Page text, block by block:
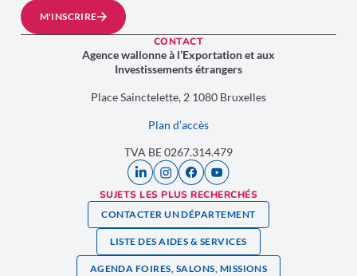
M'INSCRIRE
CONTACT
Agence wallonne à l’Exportation et aux
Investissements étrangers
Place Sainctelette, 2 1080 Bruxelles
Plan d’accès
TVA BE 0267.314.479
SUJETS LES PLUS RECHERCHÉS
CONTACTER UN DÉPARTEMENT
LISTE DES AIDES & SERVICES
AGENDA FOIRES, SALONS, MISSIONS